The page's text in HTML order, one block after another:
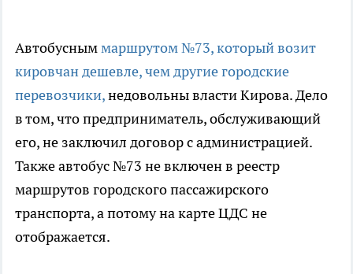
Автобусныммаршрутом №73, который возит
кировчан дешевле, чем другие городские
перевозчики,недовольны власти Кирова. Дело
в том, что предприниматель, обслуживающий
его, не заключил договор с администрацией.
Также автобус №73 не включен в реестр
маршрутов городского пассажирского
транспорта, а потому на карте ЦДС не
отображается.